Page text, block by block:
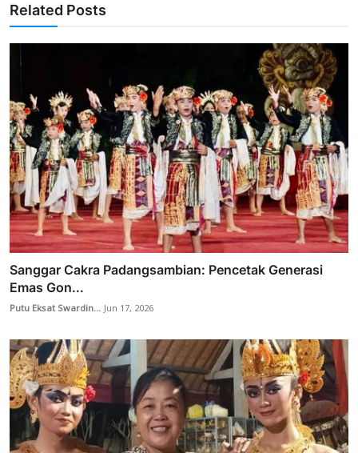
Related Posts
Sanggar Cakra Padangsambian: Pencetak Generasi
Emas Gon...
Putu Eksat Swardin...Jun 17, 2026